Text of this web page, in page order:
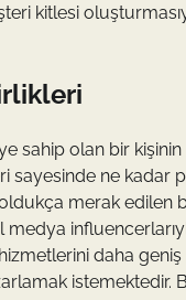
kitlesi
sahip olan bir
sayesinde ne kadar
merak edilen
medya
daha
istemektedir.